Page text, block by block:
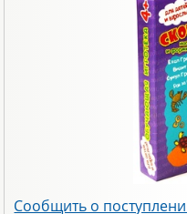
Сообщить о